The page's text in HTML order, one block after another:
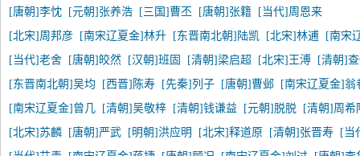
[唐朝]李忱
[元朝]张养浩 [三国]曹丕 [唐朝]张籍
[当代]周恩来
[北宋]周邦彦
[南宋辽夏金]林升 [东晋南北朝]陆凯 [北宋]林逋
[南宋
[当代]老舍
[唐朝]皎然 [汉朝]班固 [清朝]梁启超 [北宋]王溥
[清朝]
[东晋南北朝]吴均
[西晋]陈寿 [先秦]列子 [唐朝]曹邺
[南宋辽夏金]翁
[南宋辽夏金]曾几
[清朝]吴敬梓 [清朝]钱谦益 [元朝]脱脱
[清朝]周希
[北宋]苏麟
[唐朝]严武 [明朝]洪应明 [北宋]释道原 [清朝]张晋寿
[当